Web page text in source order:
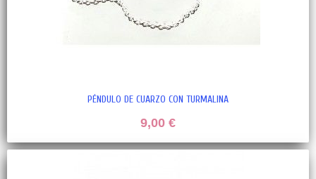
PÉNDULO DE CUARZO CON TURMALINA
9,00 €